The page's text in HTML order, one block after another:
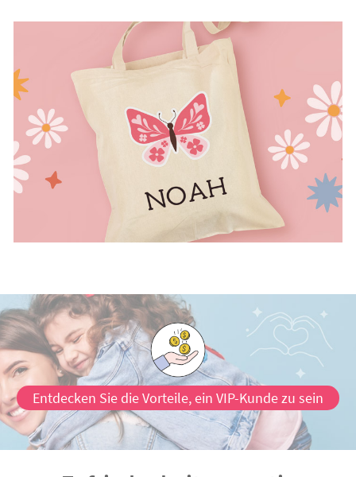
Entdecken Sie die Vorteile, ein VIP-Kunde zu sein